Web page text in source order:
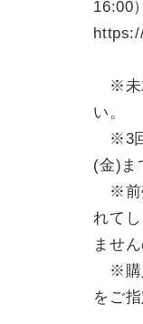
16:00）
※未
い。
※3回
(金)ま
※前
れて
ませ
※購
をご